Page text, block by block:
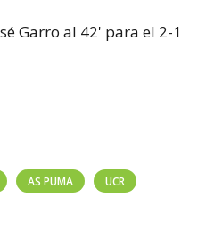
Garro al 42' para el 2-1
AS PUMA UCR